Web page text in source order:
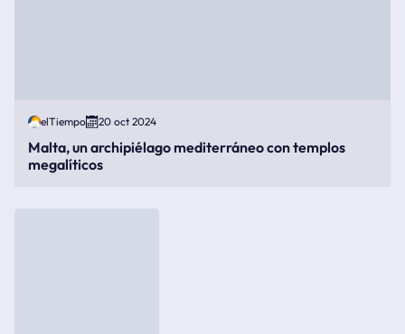
elTiempo 20 oct 2024
Malta, un archipiélago mediterráneo con templos
megalíticos